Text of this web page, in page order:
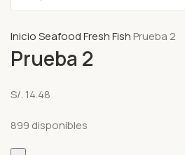
InicioSeafoodFresh Fish Prueba 2
Prueba 2
S/. 14.48
899 disponibles